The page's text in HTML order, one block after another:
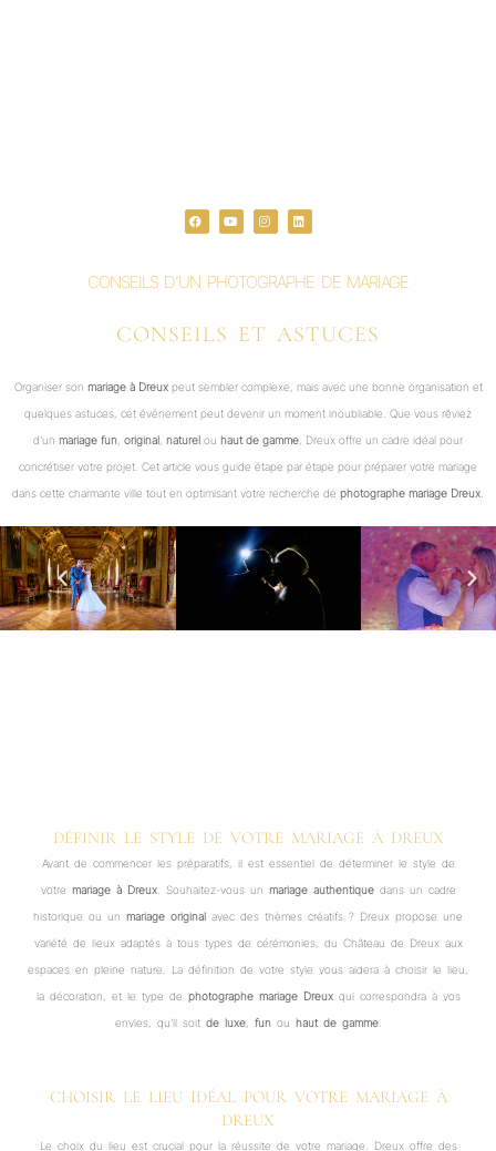
a
c
o
k
o
u
e
n
s
r
a
i
n
n
CONSEILS D’UN PHOTOGRAPHE DE MARIAGE
CONSEILS ET ASTUCES
Organiser son mariage à Dreuxpeut sembler complexe, mais avec une bonne organisation et
quelques astuces, cet événement peut devenir un moment inoubliable. Que vous rêviez
d’un mariage fun original naturel ou haut de gamme , Dreux offre un cadre idéal pour
concrétiser votre projet. Cet article vous guide étape par étape pour préparer votre mariage
dans cette charmante ville tout en optimisant votre recherche de photographe mariage Dreux
DÉFINIR LE STYLE DE VOTRE MARIAGE À DREUX
Avant de commencer les préparatifs, il est essentiel de déterminer le style de
votre mariage à Dreux. Souhaitez-vous un mariage authentiquedans un cadre
historique ou un mariage original avec des thèmes créatifs ? Dreux propose une
variété de lieux adaptés à tous types de cérémonies, du Château de Dreux aux
espaces en pleine nature. La définition de votre style vous aidera à choisir le lieu,
la décoration, et le type de photographe mariage Dreuxqui correspondra à vos
envies, qu’il soit de luxe, funou haut de gamme.
CHOISIR LE LIEU IDÉAL POUR VOTRE MARIAGE À
DREUX
Le choix du lieu est crucial pour la réussite de votre mariage. Dreux offre des